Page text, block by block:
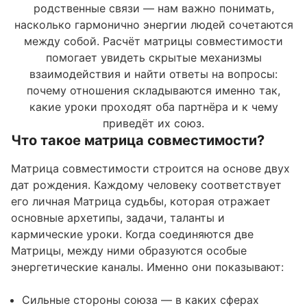
родственные связи — нам важно понимать,
насколько гармонично энергии людей сочетаются
между собой. Расчёт матрицы совместимости
помогает увидеть скрытые механизмы
взаимодействия и найти ответы на вопросы:
почему отношения складываются именно так,
какие уроки проходят оба партнёра и к чему
приведёт их союз.
Что такое матрица совместимости?
Матрица совместимости строится на основе двух
дат рождения. Каждому человеку соответствует
его личная Матрица судьбы, которая отражает
основные архетипы, задачи, таланты и
кармические уроки. Когда соединяются две
Матрицы, между ними образуются особые
энергетические каналы. Именно они показывают:
Сильные стороны союза — в каких сферах